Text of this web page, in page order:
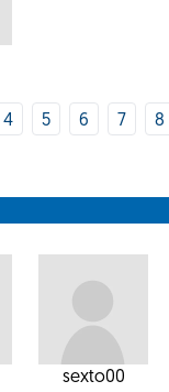
4 5 6 7 8
sexto00